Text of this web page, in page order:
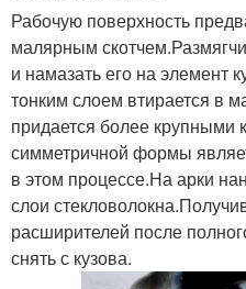
Рабочую поверхность
малярным
и намазать его на элемент
тонким слоем втирается в
придается более крупными
симметричной формы
в этом процессе.На арки
слои
расширителей после
снять с кузова.